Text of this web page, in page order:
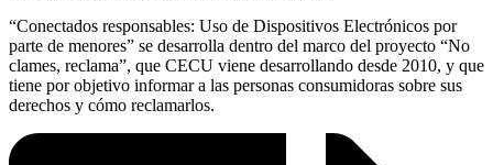
“Conectados responsables: Uso de Dispositivos Electrónicos por
parte de menores” se desarrolla dentro del marco del proyecto “No
clames, reclama”, que CECU viene desarrollando desde 2010, y que
tiene por objetivo informar a las personas consumidoras sobre sus
derechos y cómo reclamarlos.